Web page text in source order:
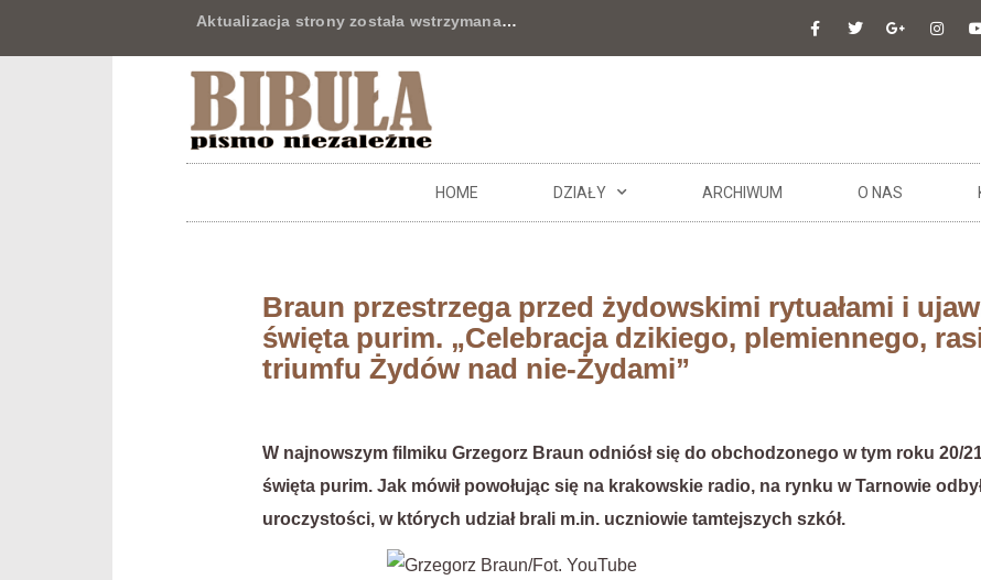
Aktualizacja strony została wstrzymana…
HOME DZIAŁY ARCHIWUM O NAS
Braun przestrzega przed żydowskimi rytuałami i
święta purim. „Celebracja dzikiego, plemiennego,
triumfu Żydów nad nie-Żydami”
W najnowszym filmiku Grzegorz Braun odniósł się do obchodzonego w tym roku 20/
święta purim. Jak mówił powołując się na krakowskie radio, na rynku w Tarnowie
uroczystości, w których udział brali m.in. uczniowie tamtejszych szkół.